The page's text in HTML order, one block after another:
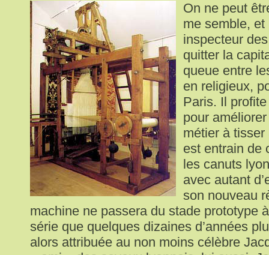
On ne peut
me semble,
inspecteur
quitter la
queue entre
en religieux,
Paris. Il
pour
métier à tisser
est entrain de
les canuts
avec autant
son nouveau
machine ne passera du stade prototype
série que quelques dizaines d’années
alors attribuée au non moins célèbre